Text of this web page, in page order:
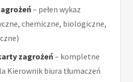
– pełen wykaz
chemiczne, biologiczne,
zagrożeń– kompletne
Kierownik biura tłumaczeń